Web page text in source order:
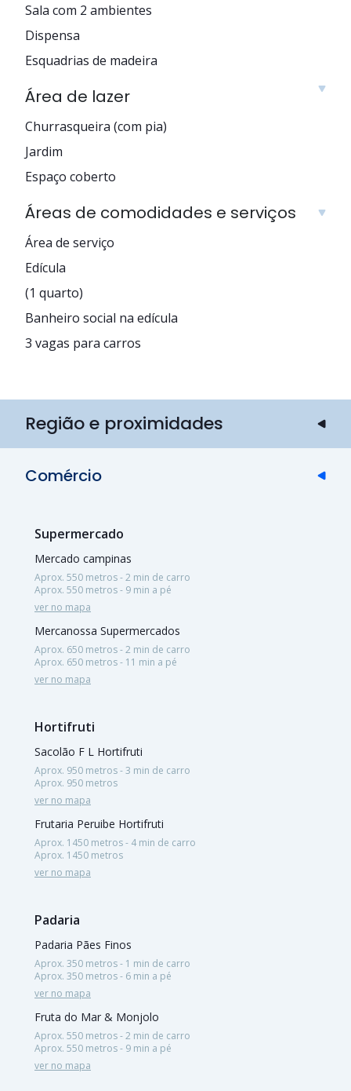
Sala com 2 ambientes
Dispensa
Esquadrias de madeira
Área de lazer
Churrasqueira (com pia)
Jardim
Espaço coberto
Áreas de comodidades e serviços
Área de serviço
Edícula
(1 quarto)
Banheiro social na edícula
3 vagas para carros
Região e proximidades
Comércio
Supermercado
Mercado campinas
Aprox. 550 metros - 2 min de carro
Aprox. 550 metros - 9 min a pé
ver no mapa
Mercanossa Supermercados
Aprox. 650 metros - 2 min de carro
Aprox. 650 metros - 11 min a pé
ver no mapa
Hortifruti
Sacolão F L Hortifruti
Aprox. 950 metros - 3 min de carro
Aprox. 950 metros
ver no mapa
Frutaria Peruibe Hortifruti
Aprox. 1450 metros - 4 min de carro
Aprox. 1450 metros
ver no mapa
Padaria
Padaria Pães Finos
Aprox. 350 metros - 1 min de carro
Aprox. 350 metros - 6 min a pé
ver no mapa
Fruta do Mar & Monjolo
Aprox. 550 metros - 2 min de carro
Aprox. 550 metros - 9 min a pé
ver no mapa